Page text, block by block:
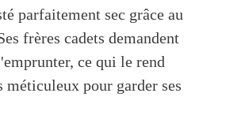
parfaitement sec grâce au
frères cadets demandent
ce qui le rend
méticuleux pour garder ses